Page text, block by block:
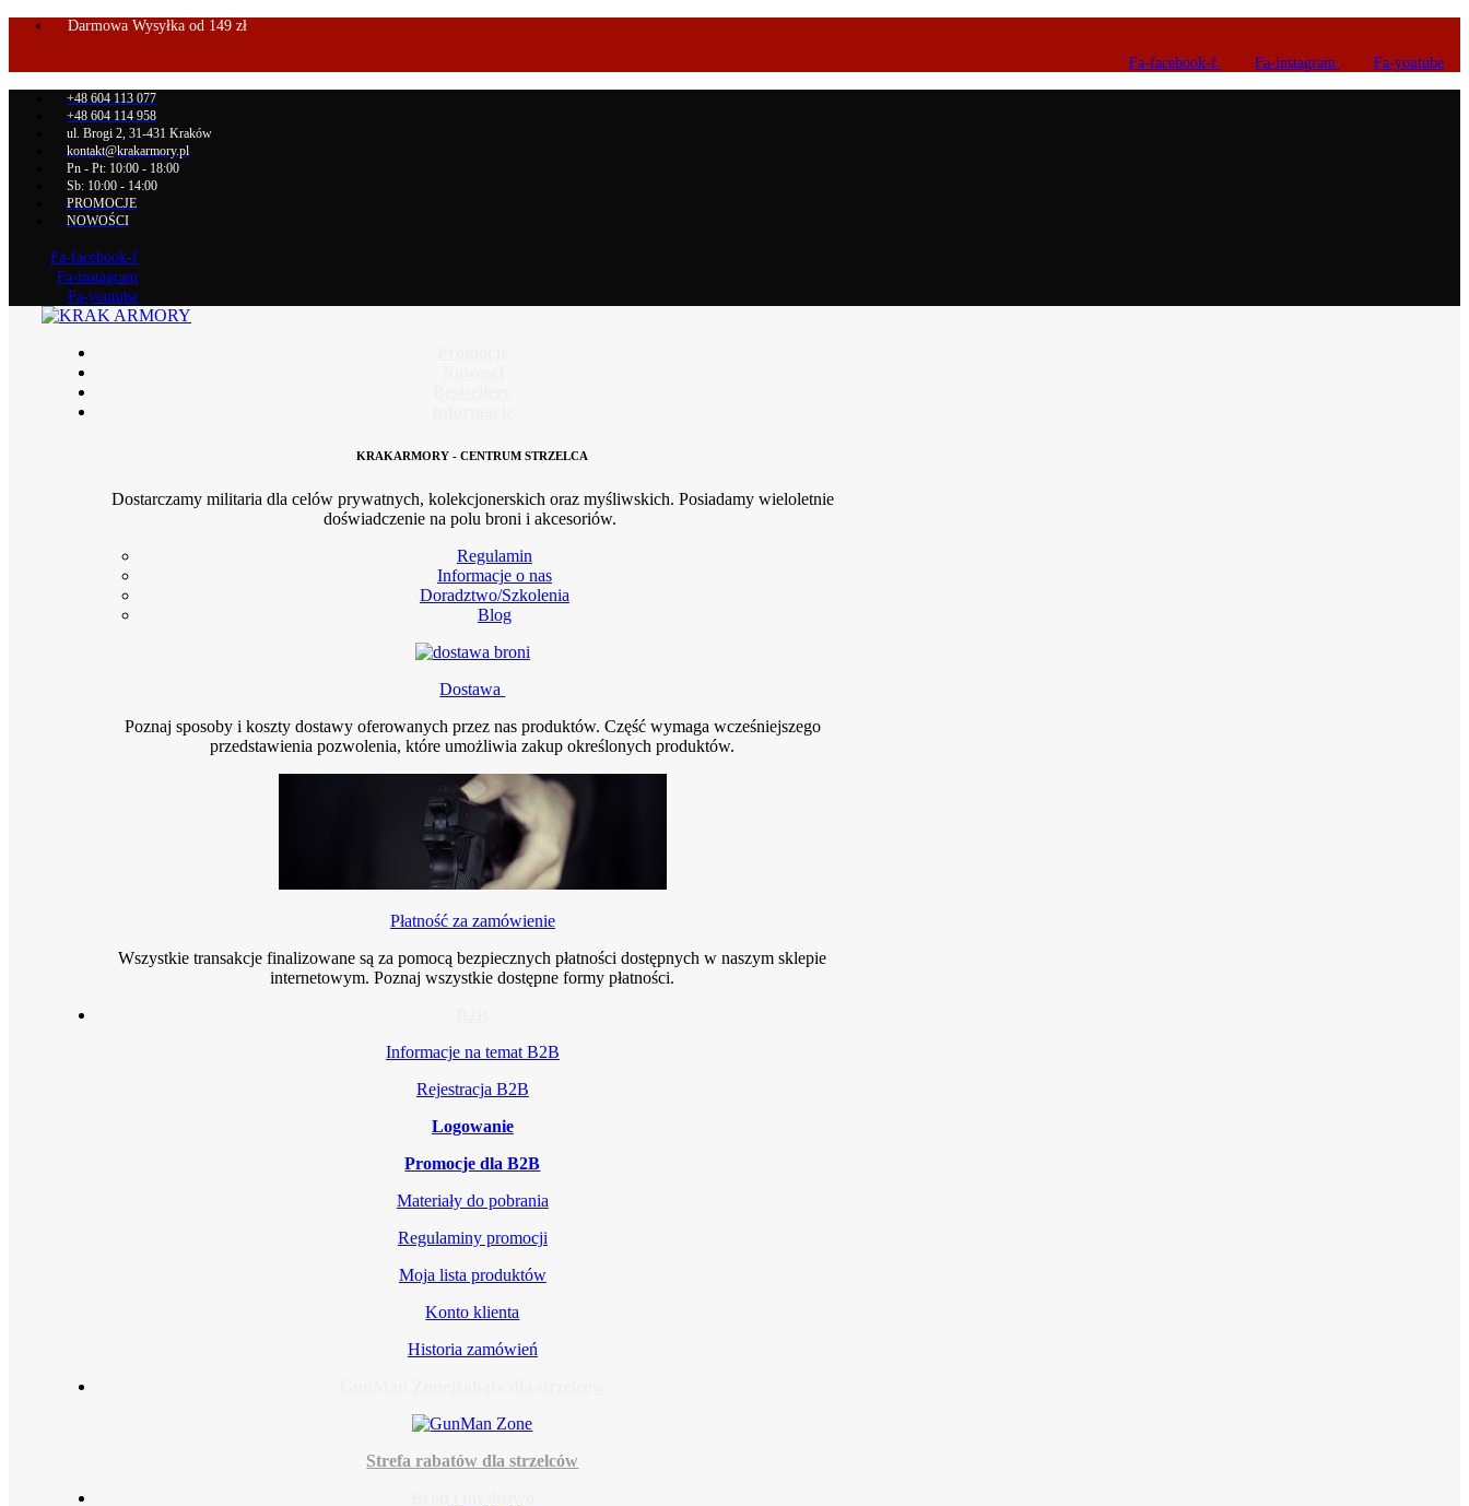
Darmowa Wysyłka od 149 zł
Fa-facebook-f Fa-instagram Fa-youtube
+48 604 113 077
+48 604 114 958
ul. Brogi 2, 31-431 Kraków
kontakt@krakarmory.pl
Pn - Pt: 10:00 - 18:00
Sb: 10:00 - 14:00
PROMOCJE
NOWOŚCI
Fa-facebook-f
Fa-instagram
Fa-youtube
KRAKARMORY - CENTRUM STRZELCA
Dostarczamy militaria dla celów prywatnych, kolekcjonerskich oraz myśliwskich. Posiadamy wieloletnie
doświadczenie na polu broni i akcesoriów.
Regulamin
Informacje o nas
Doradztwo/Szkolenia
Blog
Dostawa
Poznaj sposoby i koszty dostawy oferowanych przez nas produktów. Część wymaga wcześniejszego
przedstawienia pozwolenia, które umożliwia zakup określonych produktów.
Płatność za zamówienie
Wszystkie transakcje finalizowane są za pomocą bezpiecznych płatności dostępnych w naszym sklepie
internetowym. Poznaj wszystkie dostępne formy płatności.
Informacje na temat B2B
Rejestracja B2B
Logowanie
Promocje dla B2B
Materiały do pobrania
Regulaminy promocji
Moja lista produktów
Konto klienta
Historia zamówień
Strefa rabatów dla strzelców